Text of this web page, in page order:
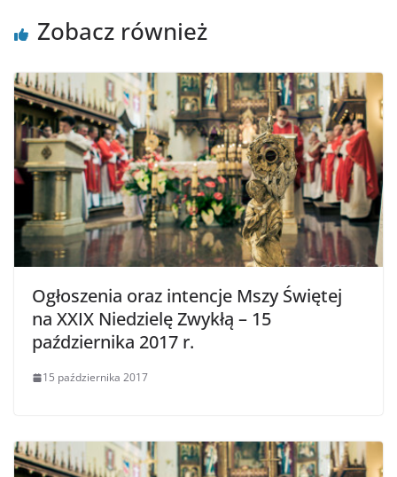
Zobacz również
Ogłoszenia oraz intencje Mszy Świętej
na XXIX Niedzielę Zwykłą – 15
października 2017 r.
15 października 2017